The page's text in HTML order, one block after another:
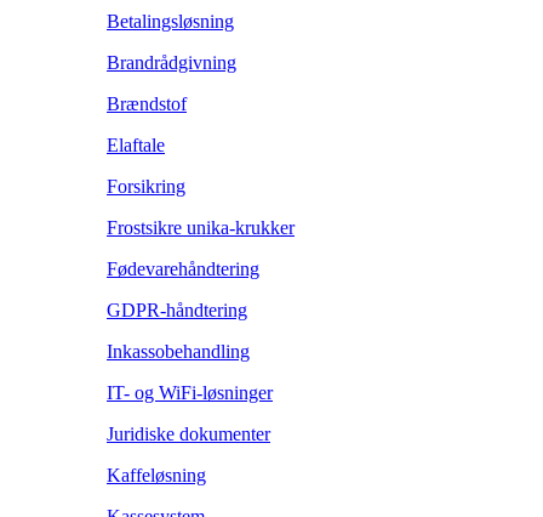
Betalingsløsning
Brandrådgivning
Brændstof
Elaftale
Forsikring
Frostsikre unika-krukker
Fødevarehåndtering
GDPR-håndtering
Inkassobehandling
IT- og WiFi-løsninger
Juridiske dokumenter
Kaffeløsning